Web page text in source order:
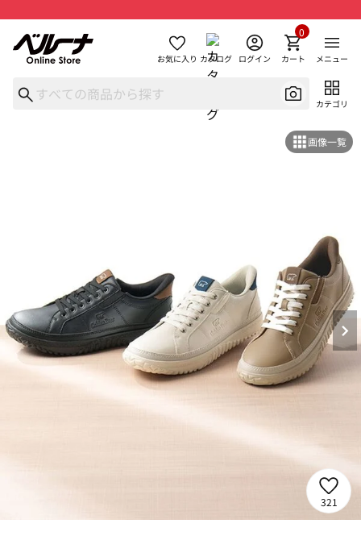
お気に入り カタログ ログイン カート
0
メニュー
カテゴリ
画像一覧
321